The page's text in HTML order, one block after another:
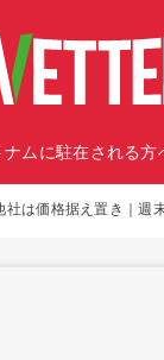
ナムに駐在される方
は価格据え置き｜週